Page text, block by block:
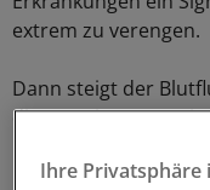
extrem zu verengen.
Dann steigt der
diese Weise
Professor Jens
Ihre Privatsphäre